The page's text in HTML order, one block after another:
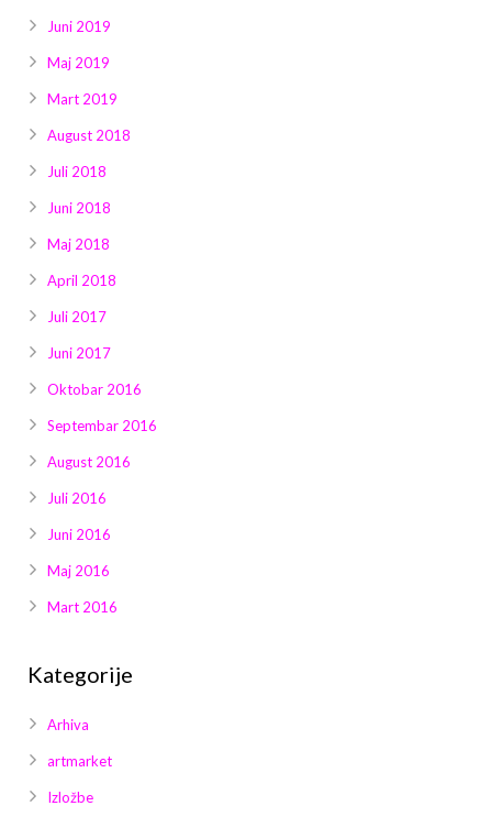
Juni 2019
Maj 2019
Mart 2019
August 2018
Juli 2018
Juni 2018
Maj 2018
April 2018
Juli 2017
Juni 2017
Oktobar 2016
Septembar 2016
August 2016
Juli 2016
Juni 2016
Maj 2016
Mart 2016
Kategorije
Arhiva
artmarket
Izložbe